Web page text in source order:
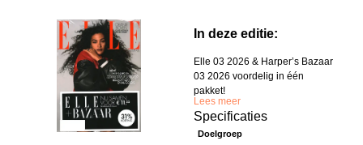
In deze editie:
Elle 03 2026 & Harper’s Bazaar
03 2026 voordelig in één
pakket!
Lees meer
Specificaties
Doelgroep